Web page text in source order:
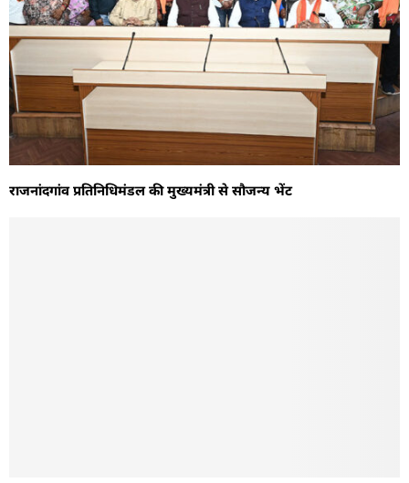
राजनांदगांव प्रतिनिधिमंडल की मुख्यमंत्री से सौजन्य भेंट